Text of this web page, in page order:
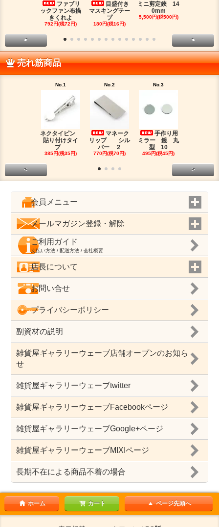
ファブリ
ックファン布描
きくれよ
792円(税72円)
目盛付き
マスキングテー
プ
180円(税16円)
ミニ剪定鋏 14
0mm
5,500円(税500円)
< >
売れ筋商品
No.1
ネクタイピン
貼り付けタイ
プ
385円(税35円)
No.2
マネーク
リップ シル
バー ２
770円(税70円)
No.3
手作り用
ミラー 鏡 丸
型 10
495円(税45円)
< >
会員メニュー
メールマガジン登録・解除
ご利用ガイド
支払い方法 / 配送方法 / 会社概要
店長について
お問い合せ
プライバシーポリシー
副資材の説明
雑貨屋ギャラリーウェーブ店舗オープンのお知ら
せ
雑貨屋ギャラリーウェーブtwitter
雑貨屋ギャラリーウェーブFacebookページ
雑貨屋ギャラリーウェーブGoogle+ページ
雑貨屋ギャラリーウェーブMIXIページ
長期不在による商品不着の場合
ホーム カート ページ先頭へ